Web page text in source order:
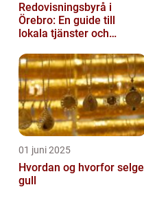
Redovisningsbyrå i
Örebro: En guide till
lokala tjänster och
01 juni 2025
Hvordan og hvorfor selge
gull